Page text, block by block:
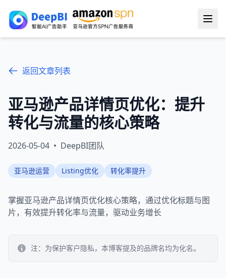
返回文章列表
亚马逊产品详情页优化：提升
转化与流量的核心策略
2026-05-04 • DeepBI团队
亚马逊运营 Listing优化 转化率提升
掌握亚马逊产品详情页优化核心策略，通过优化标题与图
片，有效提升转化率与流量，驱动业务增长
注：为保护客户隐私，本博客提及的品牌名均为化名。